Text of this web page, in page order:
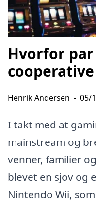
Hvorfor
Henrik Andersen - 05/
I takt med at
mainstream og
venner, familier
blevet en sjov og
Nintendo Wii,